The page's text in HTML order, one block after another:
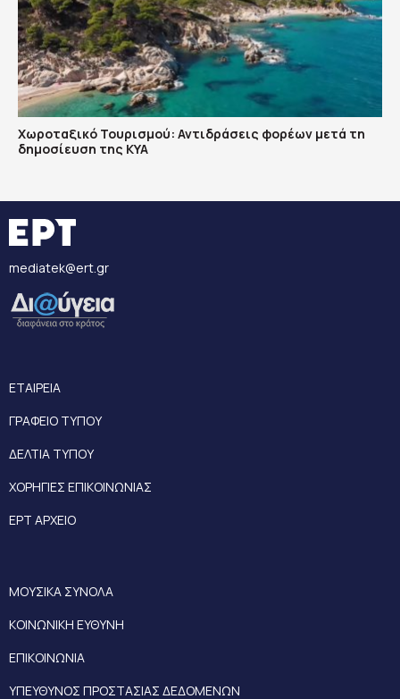
Χωροταξικό Τουρισμού: Αντιδράσεις φορέων μετά τη
δημοσίευση της ΚΥΑ
mediatek@ert.gr
ΕΤΑΙΡΕΙΑ
ΓΡΑΦΕΙΟ ΤΥΠΟΥ
ΔΕΛΤΙΑ ΤΥΠΟΥ
ΧΟΡΗΓΙΕΣ ΕΠΙΚΟΙΝΩΝΙΑΣ
ΕΡΤ ΑΡΧΕΙΟ
ΜΟΥΣΙΚΑ ΣΥΝΟΛΑ
ΚΟΙΝΩΝΙΚΗ ΕΥΘΥΝΗ
ΕΠΙΚΟΙΝΩΝΙΑ
ΥΠΕΥΘΥΝΟΣ ΠΡΟΣΤΑΣΙΑΣ ΔΕΔΟΜΕΝΩΝ